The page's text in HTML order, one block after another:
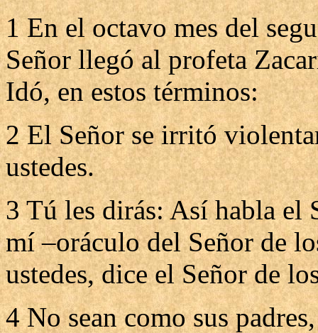
1 En el octavo mes del
Señor llegó al profeta
Idó, en estos términos:
2 El Señor se irritó
ustedes.
3 Tú les dirás: Así habla el
mí –oráculo del Señor de
ustedes, dice el Señor de
4 No sean como sus